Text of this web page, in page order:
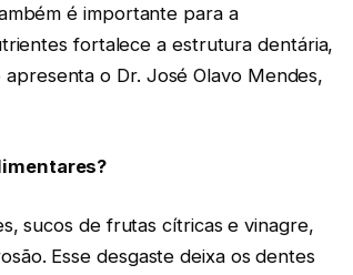
é importante para a
fortalece a estrutura dentária,
o Dr. José Olavo Mendes,
sucos de frutas cítricas e vinagre,
Esse desgaste deixa os dentes